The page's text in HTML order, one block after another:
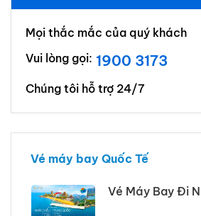
Mọi thắc mắc của quý khách
Vui lòng gọi: 1900 3173
Chúng tôi hỗ trợ 24/7
Vé máy bay Quốc Tế
Vé Máy Bay Đi